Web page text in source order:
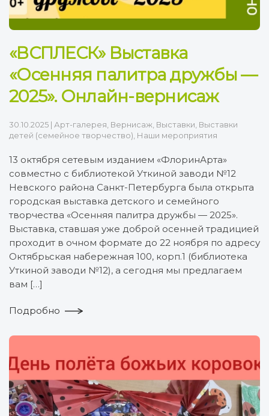
«ВСПЛЕСК» Выставка
«Осенняя палитра дружбы —
2025». Онлайн-вернисаж
30.10.2025 | Арт-галерея Вернисаж Выставки Выставки
детей (семейное творчество) Наши мероприятия
13 октября сетевым изданием «ФлоринАрта»
совместно с библиотекой Уткиной заводи №12
Невского района Санкт-Петербурга была открыта
городская выставка детского и семейного
творчества «Осенняя палитра дружбы — 2025».
Выставка, ставшая уже доброй осенней традицией
проходит в очном формате до 22 ноября по адресу
Октябрьская набережная 100, корп.1 (библиотека
Уткиной заводи №12), а сегодня мы предлагаем
вам […]
Подробно